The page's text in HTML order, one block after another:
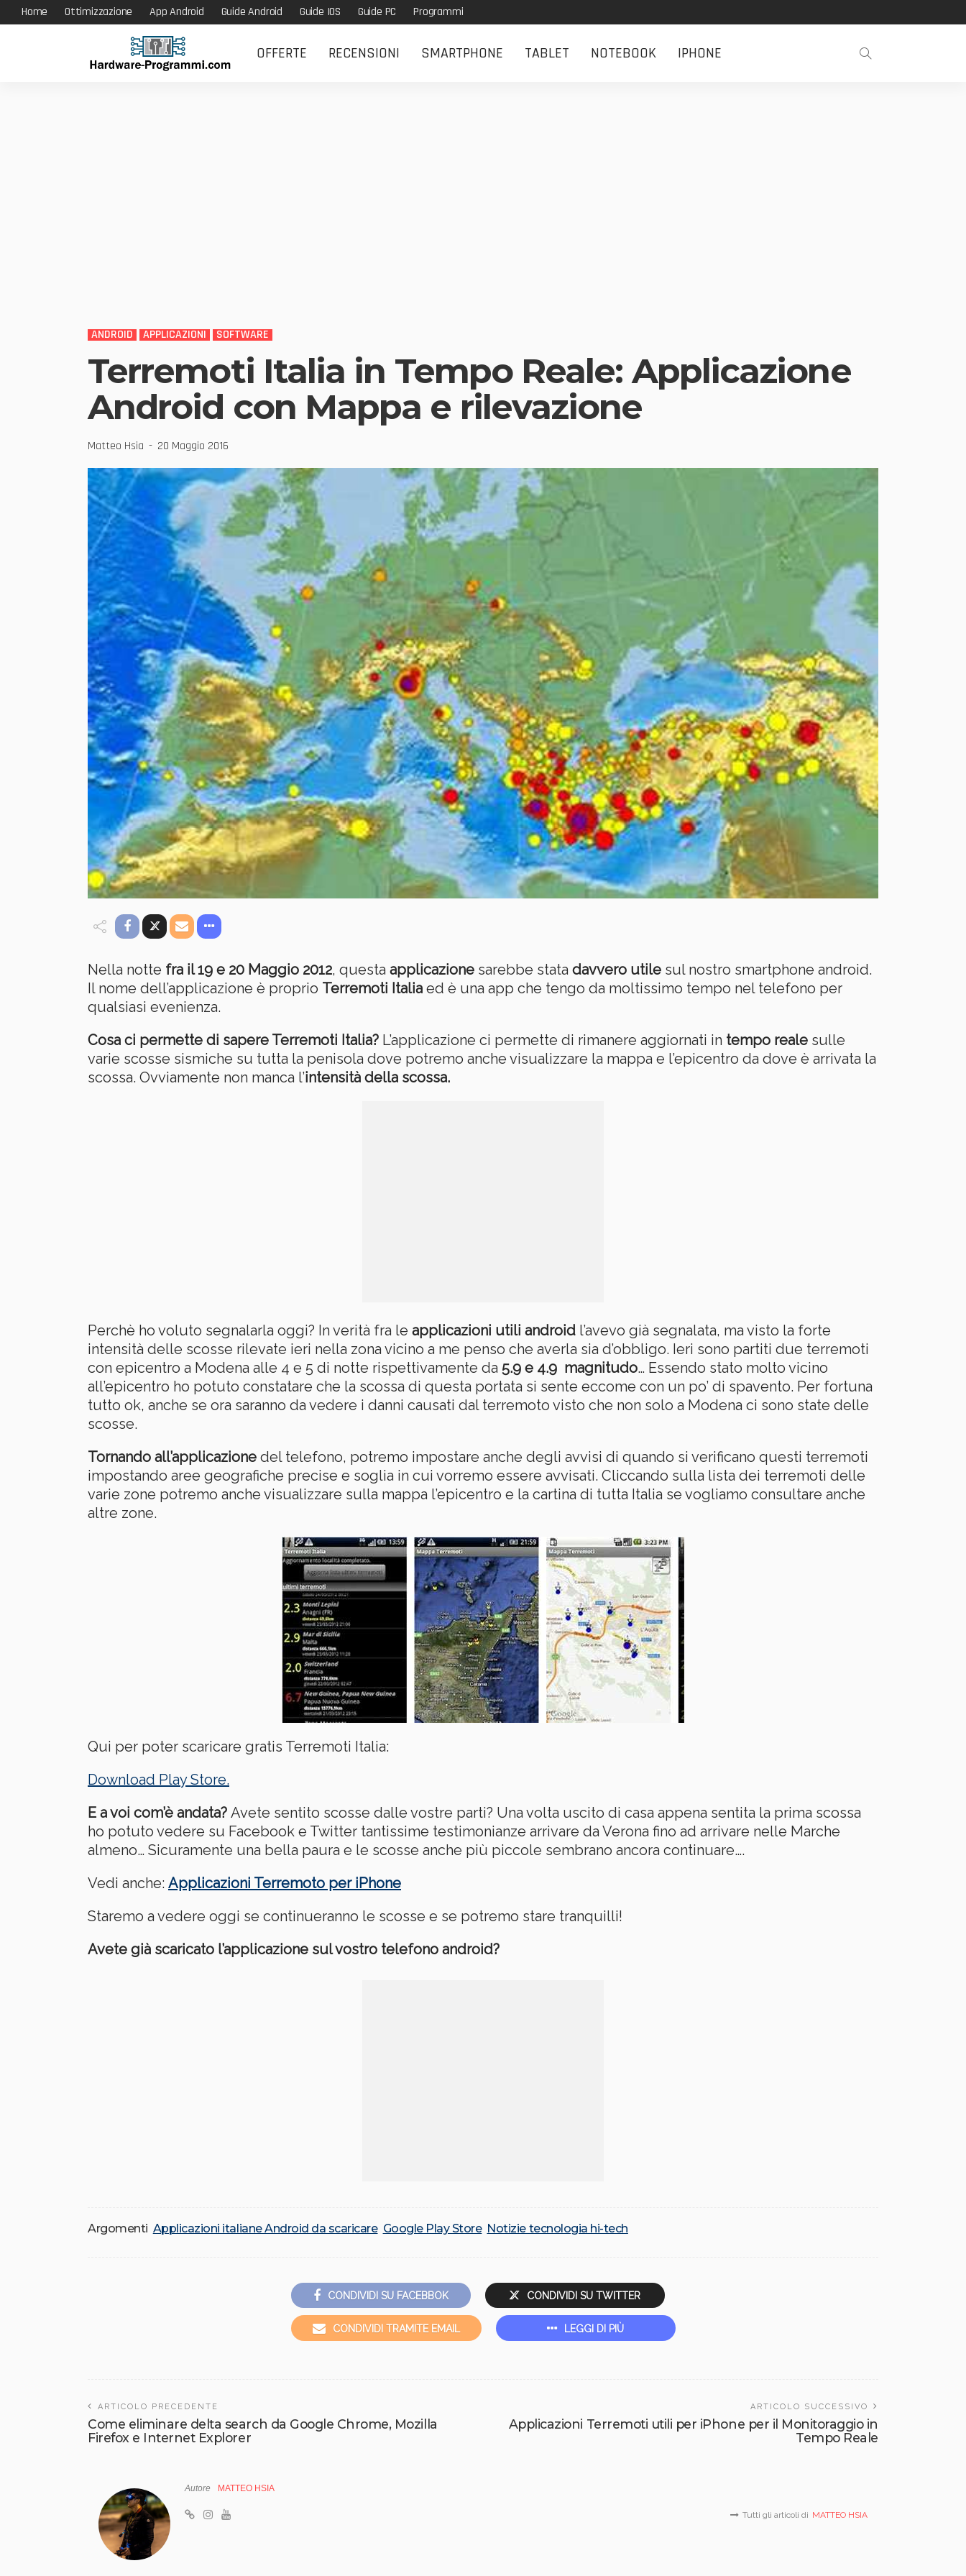
Home Ottimizzazione App Android Guide Android Guide IOS Guide PC Programmi
OFFERTE RECENSIONI SMARTPHONE TABLET NOTEBOOK IPHONE
ANDROID APPLICAZIONI SOFTWARE
Terremoti Italia in Tempo Reale: Applicazione
Android con Mappa e rilevazione
Matteo Hsia 20 Maggio 2016
Nella notte fra il 19 e 20 Maggio 2012, questa applicazione sarebbe stata davvero utile sul nostro smartphone android.
Il nome dell’applicazione è proprio Terremoti Italia ed è una app che tengo da moltissimo tempo nel telefono per
qualsiasi evenienza.
Cosa ci permette di sapere Terremoti Italia? L’applicazione ci permette di rimanere aggiornati in tempo reale sulle
varie scosse sismiche su tutta la penisola dove potremo anche visualizzare la mappa e l’epicentro da dove è arrivata la
scossa. Ovviamente non manca l’intensità della scossa.
Perchè ho voluto segnalarla oggi? In verità fra le applicazioni utili android l’avevo già segnalata, ma visto la forte
intensità delle scosse rilevate ieri nella zona vicino a me penso che averla sia d’obbligo. Ieri sono partiti due terremoti
con epicentro a Modena alle 4 e 5 di notte rispettivamente da 5.9 e 4.9 magnitudo… Essendo stato molto vicino
all’epicentro ho potuto constatare che la scossa di questa portata si sente eccome con un po’ di spavento. Per fortuna
tutto ok, anche se ora saranno da vedere i danni causati dal terremoto visto che non solo a Modena ci sono state delle
scosse.
Tornando all’applicazione del telefono, potremo impostare anche degli avvisi di quando si verificano questi terremoti
impostando aree geografiche precise e soglia in cui vorremo essere avvisati. Cliccando sulla lista dei terremoti delle
varie zone potremo anche visualizzare sulla mappa l’epicentro e la cartina di tutta Italia se vogliamo consultare anche
altre zone.
Qui per poter scaricare gratis Terremoti Italia:
Download Play Store.
E a voi com’è andata? Avete sentito scosse dalle vostre parti? Una volta uscito di casa appena sentita la prima scossa
ho potuto vedere su Facebook e Twitter tantissime testimonianze arrivare da Verona fino ad arrivare nelle Marche
almeno… Sicuramente una bella paura e le scosse anche più piccole sembrano ancora continuare….
Vedi anche: Applicazioni Terremoto per iPhone
Staremo a vedere oggi se continueranno le scosse e se potremo stare tranquilli!
Avete già scaricato l’applicazione sul vostro telefono android?
Argomenti Applicazioni italiane Android da scaricare Google Play Store Notizie tecnologia hi-tech
CONDIVIDI SU FACEBBOK CONDIVIDI SU TWITTER
CONDIVIDI TRAMITE EMAIL LEGGI DI PIÙ
ARTICOLO PRECEDENTE
Come eliminare delta search da Google Chrome, Mozilla
Firefox e Internet Explorer
ARTICOLO SUCCESSIVO
Applicazioni Terremoti utili per iPhone per il Monitoraggio in
Tempo Reale
Autore MATTEO HSIA
Tutti gli articoli di MATTEO HSIA